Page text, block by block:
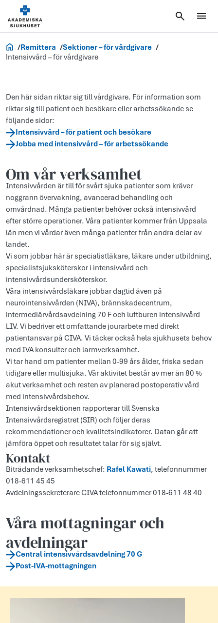
Vårdgivare
Remittera
Sektioner – för vårdgivare
Intensivvård – för vårdgivare
Den här sidan riktar sig till vårdgivare. För information som
riktar sig till patient och besökare eller arbetssökande se
följande sidor:
Intensivvård – för patient och besökare
Jobba med intensivvård – för arbetssökande
Om vår verksamhet
Intensivvården är till för svårt sjuka patienter som kräver
noggrann övervakning, avancerad behandling och
omvårdnad. Många patienter behöver också intensivvård
efter större operationer. Våra patienter kommer från Uppsala
län men vi vårdar även många patienter från andra delar av
landet.
Vi som jobbar här är specialistläkare, läkare under utbildning,
specialistsjuksköterskor i intensivvård och
intensivvårdsundersköterskor.
Våra intensivvårdsläkare jobbar dagtid även på
neurointensivvården (NIVA), brännskadecentrum,
intermediärvårdsavdelning 70 F och luftburen intensivvård
LIV. Vi bedriver ett omfattande jourarbete med direkt
patientansvar på CIVA. Vi täcker också hela sjukhusets behov
med IVA konsulter och larmverksamhet.
Vi tar hand om patienter mellan 0-99 års ålder, friska sedan
tidigare eller multisjuka. Vår aktivitet består av mer än 80 %
akut verksamhet och resten av planerad postoperativ vård
med intensivvårdsbehov.
Intensivvårdsektionen rapporterar till Svenska
Intensivvårdsregistret (SIR) och följer deras
rekommendationer och kvalitetsindikatorer. Datan går att
jämföra öppet och resultatet talar för sig självt.
Kontakt
Biträdande verksamhetschef: Rafel Kawati, telefonnummer
018-611 45 45
Avdelningssekreterare CIVA telefonnummer 018-611 48 40
Våra mottagningar och
avdelningar
Central intensivvårdsavdelning 70 G
Post-IVA-mottagningen